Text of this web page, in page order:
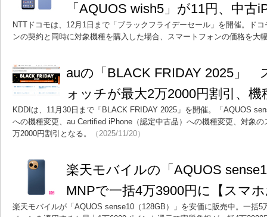
「AQUOS wish5」が11円、中古
NTTドコモは、12月1日まで「ブラックフライデーセール」を開催。ド
ンの契約と同時に対象機種を購入した場合、スマートフォンの価格を大
auの「BLACK FRIDAY 2025」
ォッチが最大2万2000円割引、
KDDIは、11月30日まで「BLACK FRIDAY 2025」を開催。「AQUOS
への機種変更、au Certified iPhone（認定中古品）への機種変更、対象
万2000円割引となる。
（2025/11/20）
楽天モバイルの「AQUOS
MNPで一括4万3900円に【スマ
楽天モバイルが「AQUOS sense10（128GB）」を安価に販売中。一括5